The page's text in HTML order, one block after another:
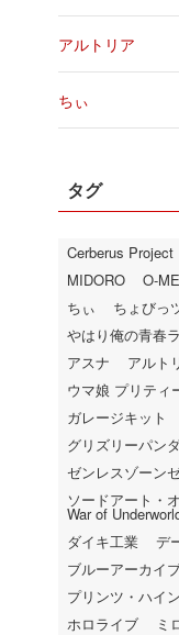
アルトリア
ちぃ
タグ
Cerberus Project
MIDORO
O-
ちぃ
ちょびっ
やはり俺の青春
アスナ
アルト
ウマ娘 プリティ
ガレージキット
グリズリーパン
ゼンレスゾーン
ソードアート・
War of
ダイキ工業
デ
ブルーアーカイ
プリンツ・ハイ
ホロライブ
ミ